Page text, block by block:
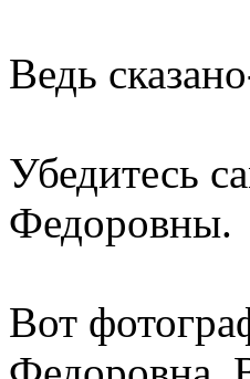
Ведь
Убедитесь
Федоровны.
Вот